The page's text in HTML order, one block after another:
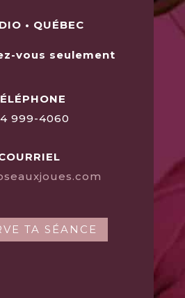
• QUÉBEC
vous seulement
999-4060
TA SÉANCE